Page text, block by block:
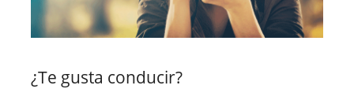
¿Te gusta conducir?